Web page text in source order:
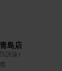
島店
則評論）